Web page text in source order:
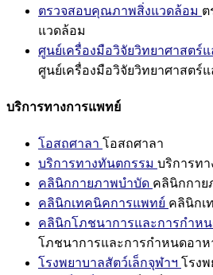
ตรวจสอบคุณภาพสิ่งแวดล้อม ต
แวดล้อม
ศูนย์เครื่องมือวิจัยวิทยาศาสตร์แ
ศูนย์เครื่องมือวิจัยวิทยาศาสตร์แ
บริการทางการแพทย์
โอสถศาลา โอสถศาลา
บริการทางทันตกรรม บริการท
คลินิกกายภาพบำบัด คลินิกกาย
คลินิกเทคนิคการแพทย์ คลินิกเ
คลินิกโภชนาการและการกำห
โภชนาการและการกำหนดอาห
โรงพยาบาลสัตว์เล็กจุฬาฯ โรง